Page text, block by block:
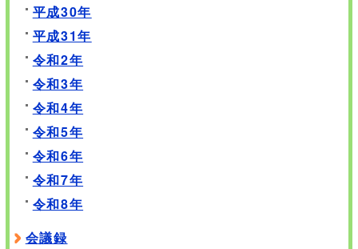
平成30年
平成31年
令和2年
令和3年
令和4年
令和5年
令和6年
令和7年
令和8年
会議録